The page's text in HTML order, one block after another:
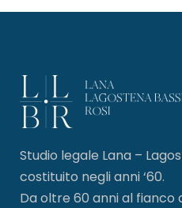
Studio legale Lana –
costituito negli anni ‘60.
Da oltre 60 anni al fianco